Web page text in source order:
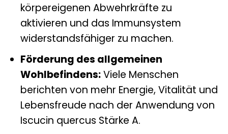
körpereigenen Abwehrkräfte zu
aktivieren und das Immunsystem
widerstandsfähiger zu machen.
Förderung des allgemeinen
Wohlbefindens:Viele Menschen
berichten von mehr Energie, Vitalität und
Lebensfreude nach der Anwendung von
Iscucin quercus Stärke A.